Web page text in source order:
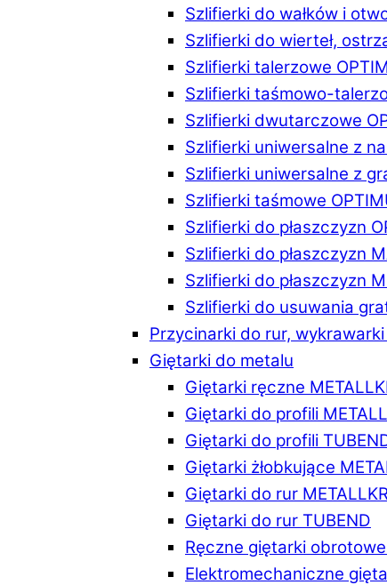
Szlifierki do wałków i
Szlifierki do wierteł,
Szlifierki talerzowe
Szlifierki taśmowo-
Szlifierki dwutarczowe
Szlifierki uniwersalne z
Szlifierki uniwersalne z
Szlifierki taśmowe
Szlifierki do płaszczyzn
Szlifierki do płaszczyzn
Szlifierki do płaszczyzn
Szlifierki do usuwania
Przycinarki do rur,
Giętarki do metalu
Giętarki ręczne
Giętarki do profili
Giętarki do profili
Giętarki żłobkujące
Giętarki do rur
Giętarki do rur TUBEND
Ręczne giętarki
Elektromechaniczne